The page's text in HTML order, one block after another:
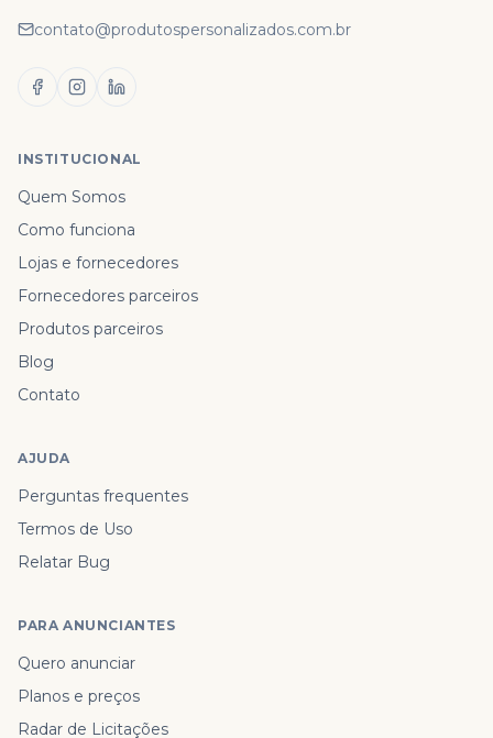
contato@produtospersonalizados.com.br
INSTITUCIONAL
Quem Somos
Como funciona
Lojas e fornecedores
Fornecedores parceiros
Produtos parceiros
Blog
Contato
AJUDA
Perguntas frequentes
Termos de Uso
Relatar Bug
PARA ANUNCIANTES
Quero anunciar
Planos e preços
Radar de Licitações